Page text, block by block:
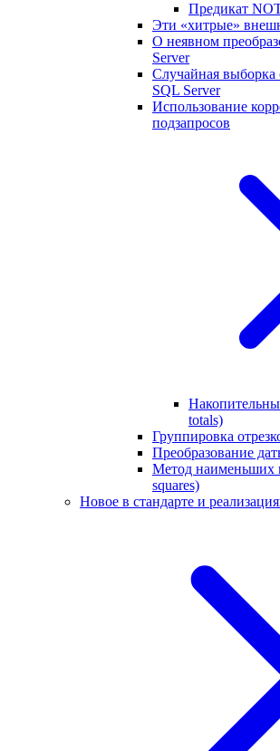
Предикат
Эти «хитрые»
О неявном
Server
Случайная выборка
SQL Server
Использование
подзапросов
totals)
Группировка
Преобразование
Метод наименьших
squares)
Новое в стандарте и